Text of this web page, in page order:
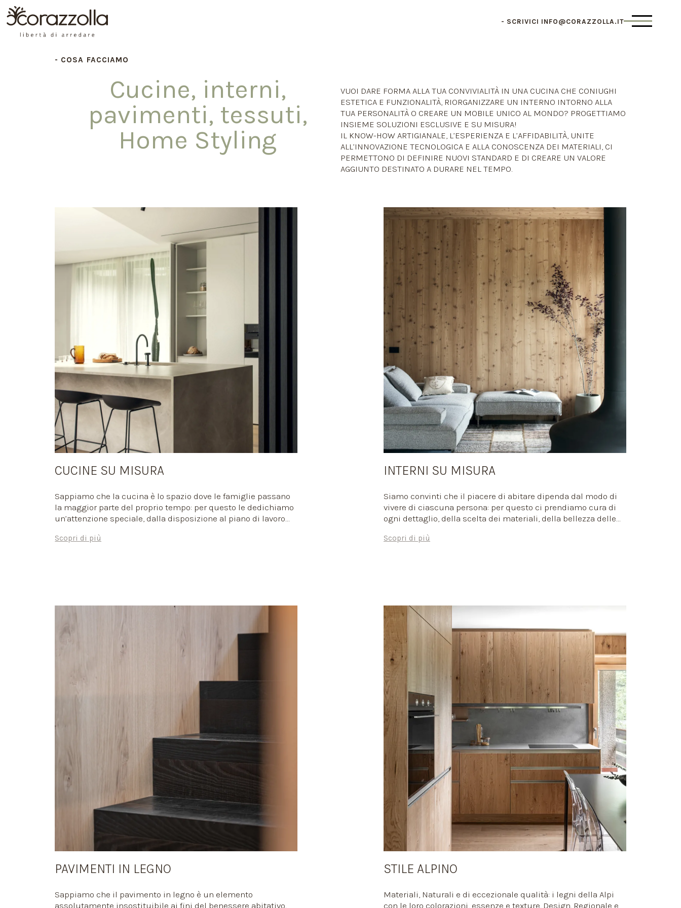
SCRIVICI INFO@CORAZZOLLA.IT
COSA FACCIAMO
Cucine, interni,
pavimenti, tessuti,
Home Styling
VUOI DARE FORMA ALLA TUA CONVIVIALITÀ IN UNA CUCINA CHE CONIUGHI
ESTETICA E FUNZIONALITÀ, RIORGANIZZARE UN INTERNO INTORNO ALLA
TUA PERSONALITÀ O CREARE UN MOBILE UNICO AL MONDO? PROGETTIAMO
INSIEME SOLUZIONI ESCLUSIVE E SU MISURA!
IL KNOW-HOW ARTIGIANALE, L’ESPERIENZA E L’AFFIDABILITÀ, UNITE
ALL’INNOVAZIONE TECNOLOGICA E ALLA CONOSCENZA DEI MATERIALI, CI
PERMETTONO DI DEFINIRE NUOVI STANDARD E DI CREARE UN VALORE
AGGIUNTO DESTINATO A DURARE NEL TEMPO.
CUCINE SU MISURA
Sappiamo che la cucina è lo spazio dove le famiglie passano
la maggior parte del proprio tempo: per questo le dedichiamo
un’attenzione speciale, dalla disposizione al piano di lavoro
al tuo modo di vivere la convivialità, affinché tutti convergano
Scopri di più
INTERNI SU MISURA
Siamo convinti che il piacere di abitare dipenda dal modo di
vivere di ciascuna persona: per questo ci prendiamo cura di
ogni dettaglio, della scelta dei materiali, della bellezza delle
Realizziamo spazi intorno a te, come vestiti di un sarto,
Scopri di più
PAVIMENTI IN LEGNO
Sappiamo che il pavimento in legno è un elemento
assolutamente insostituibile ai fini del benessere abitativo.
STILE ALPINO
Materiali, Naturali e di eccezionale qualità: i legni della Alpi
con le loro colorazioni, essenze e texture. Design. Regionale e